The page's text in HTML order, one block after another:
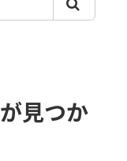
見つか